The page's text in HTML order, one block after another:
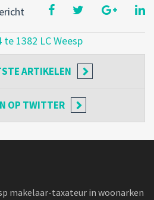
1382 LC Weesp
ARTIKELEN
OP TWITTER
makelaar-taxateur in woonarken